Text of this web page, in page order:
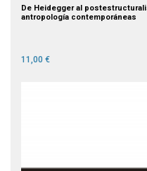
De Heidegger al
antropología contemporáneas
11,00 €